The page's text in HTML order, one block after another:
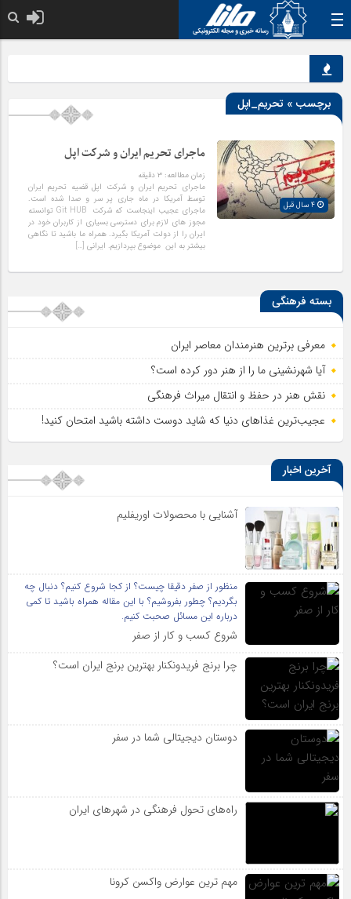
برچسب » تحریم_اپل
ماجرای تحریم ایران و شرکت اپل
زمان مطالعه:۳ دقیقه
ماجرای تحریم ایران و شرکت اپل قضیه تحریم ایران
توسط آمریکا در ماه جاری پر سر و صدا شده است.
ماجرای عجیب اینجاست که شرکت Git HUB توانسته
مجوز های لازم برای دسترسی بسیاری از کاربران خود در
ایران را از دولت آمریکا بگیرد. همراه ما باشید تا نگاهی
بیشتر به این موضوع بپردازیم. ایرانی […]
بسته فرهنگی
معرفی برترین هنرمندان معاصر ایران
آیا شهرنشینی ما را از هنر دور کرده است؟
نقش هنر در حفظ و انتقال میراث فرهنگی
عجیب‌ترین غذاهای دنیا که شاید دوست داشته باشید امتحان کنید!
آخرین اخبار
آشنایی با محصولات اوریفلیم
منظور از صفر دقیقا چیست؟ از کجا شروع کنیم؟ دنبال چه
بگردیم؟ چطور بفروشیم؟ با این مقاله همراه باشید تا کمی
درباره این مسائل صحبت کنیم.
شروع کسب و کار از صفر
چرا برنج فریدونکنار بهترین برنج ایران است؟
دوستان دیجیتالی شما در سفر
راه‌های تحول فرهنگی در شهرهای ایران
مهم ترین عوارض واکسن کرونا